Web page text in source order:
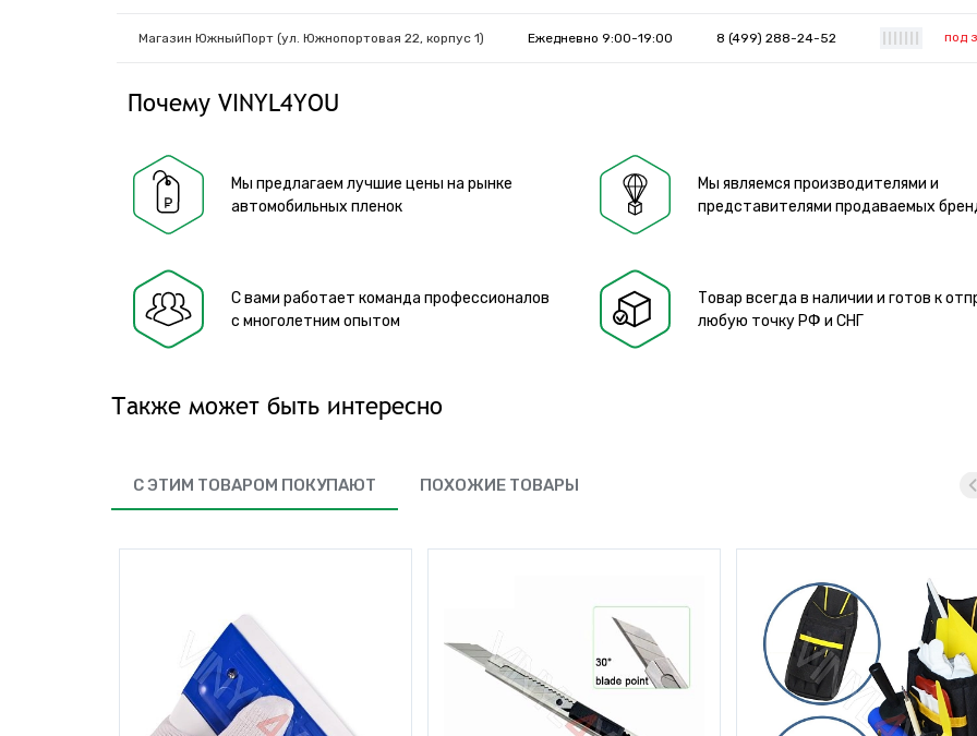
Магазин ЮжныйПорт (ул. Южнопортовая 22, корпус 1) Ежедневно 9:00-19:00 8 (499) 288-24-52 под
Почему VINYL4YOU
Мы предлагаем лучшие цены на рынке
автомобильных пленок
Мы являемся производителями и
представителями продаваемых
С вами работает команда профессионалов
с многолетним опытом
Товар всегда в наличии и готов к
любую точку РФ и СНГ
Также может быть интересно
С ЭТИМ ТОВАРОМ ПОКУПАЮТ ПОХОЖИЕ ТОВАРЫ